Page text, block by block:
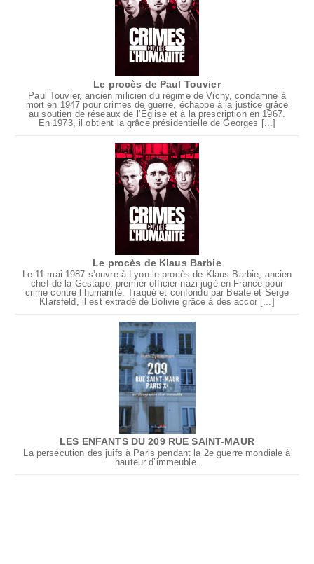
Le procès de Paul Touvier
Paul Touvier, ancien milicien du régime de Vichy, condamné à
mort en 1947 pour crimes de guerre, échappe à la justice grâce
au soutien de réseaux de l’Église et à la prescription en 1967.
En 1973, il obtient la grâce présidentielle de Georges [...]
Le procès de Klaus Barbie
Le 11 mai 1987 s’ouvre à Lyon le procès de Klaus Barbie, ancien
chef de la Gestapo, premier officier nazi jugé en France pour
crime contre l’humanité. Traqué et confondu par Beate et Serge
Klarsfeld, il est extradé de Bolivie grâce à des accor [...]
LES ENFANTS DU 209 RUE SAINT-MAUR
La persécution des juifs à Paris pendant la 2e guerre mondiale à
hauteur d’immeuble.